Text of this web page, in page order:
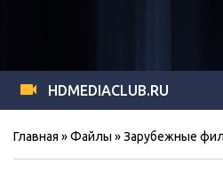
HDMEDIACLUB.RU
Главная »Файлы »Зарубежные